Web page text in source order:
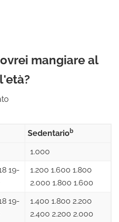
mangiare al
Sedentariob
1.000
19-
1.200 1.600 1.800
2.000 1.800 1.600
19-
1.400 1.800 2.200
2.400 2.200 2.000